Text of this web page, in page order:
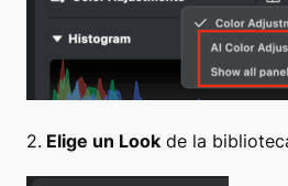
2. Elige un Look de la